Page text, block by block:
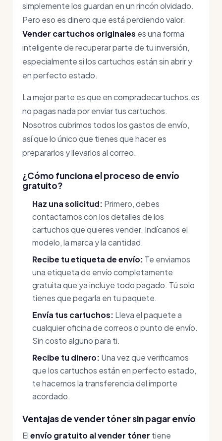
simplemente los guardan en un rincón olvidado.
Pero eso es dinero que está perdiendo valor.
Vender cartuchos originales es una forma
inteligente de recuperar parte de tu inversión,
especialmente si los cartuchos están sin abrir y
en perfecto estado.
La mejor parte es que en compradecartuchos.es
no pagas nada por enviar tus cartuchos.
Nosotros cubrimos todos los gastos de envío,
así que lo único que tienes que hacer es
prepararlos y llevarlos al correo.
¿Cómo funciona el proceso de envío
gratuito?
Haz una solicitud: Primero, debes
contactarnos con los detalles de los
cartuchos que quieres vender. Indícanos el
modelo, la marca y la cantidad.
Recibe tu etiqueta de envío: Te enviamos
una etiqueta de envío completamente
gratuita que ya incluye todo pagado. Tú solo
tienes que pegarla en tu paquete.
Envía tus cartuchos: Lleva el paquete a
cualquier oficina de correos o punto de envío.
Sin costo alguno para ti.
Recibe tu dinero: Una vez que verificamos
que los cartuchos están en perfecto estado,
te hacemos la transferencia del importe
acordado.
Ventajas de vender tóner sin pagar envío
Elenvío gratuito al vender tóner tiene